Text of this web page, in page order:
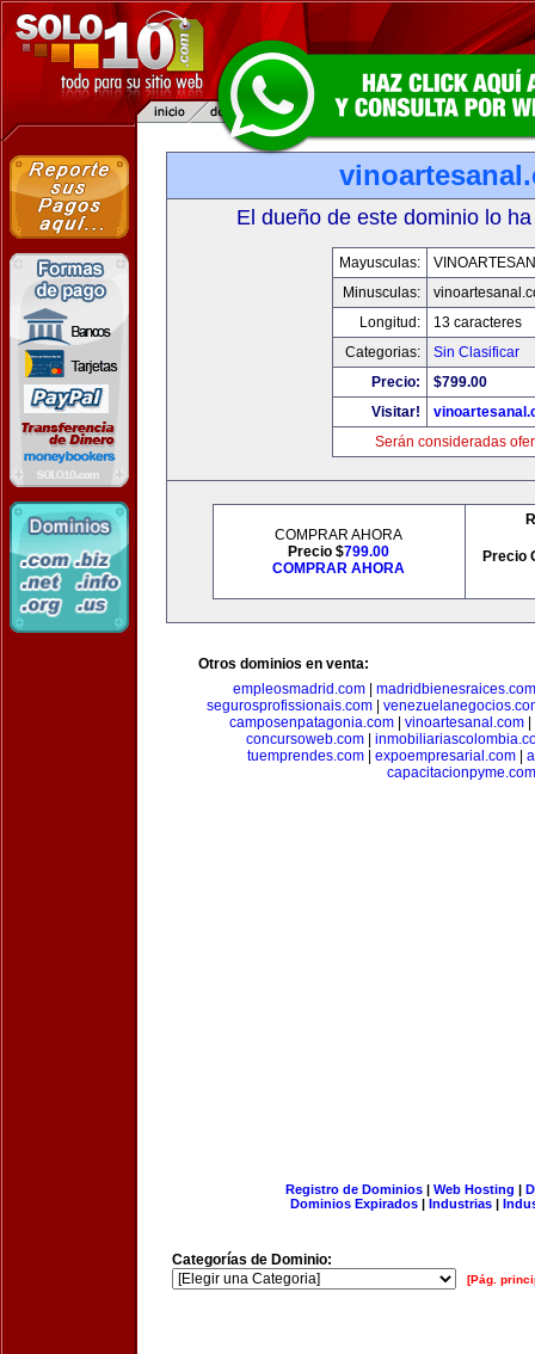
El dueño de este dominio lo
Mayusculas:
Minusculas:
Longitud:
13 caracteres
Categorias:
Sin Clasificar
Precio:
$799.00
Visitar!
Serán consideradas
COMPRAR AHORA
Precio $799.00
COMPRAR AHORA
Precio
Otros dominios en venta:
empleosmadrid.com
madridbienesraices.com
segurosprofissionais.com
camposenpatagonia.com| vinoartesanal.com|
concursoweb.com
tuemprendes.com
expoempresarial.com
capacitacionpyme.com
Registro de Dominios| Web Hosting |
Dominios Expirados | Industrias |
Categorías de Dominio:
[Pág.